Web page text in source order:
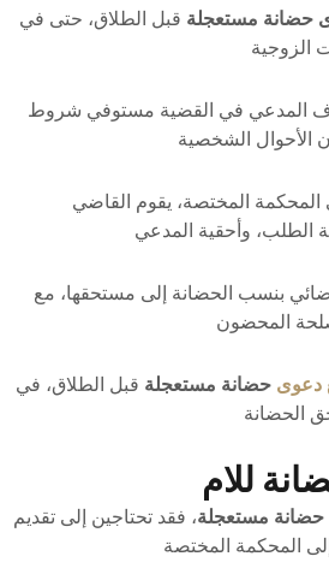
حضانة مستعجلة قبل الطلاق، حتى في
المدعي في القضية مستوفي شروط
المختصة، يقوم القاضي
بنسب الحضانة إلى مستحقها، مع
دعوى حضانة مستعجلة قبل الطلاق، في
للام
مستعجلة، فقد تحتاجين إلى تقديم